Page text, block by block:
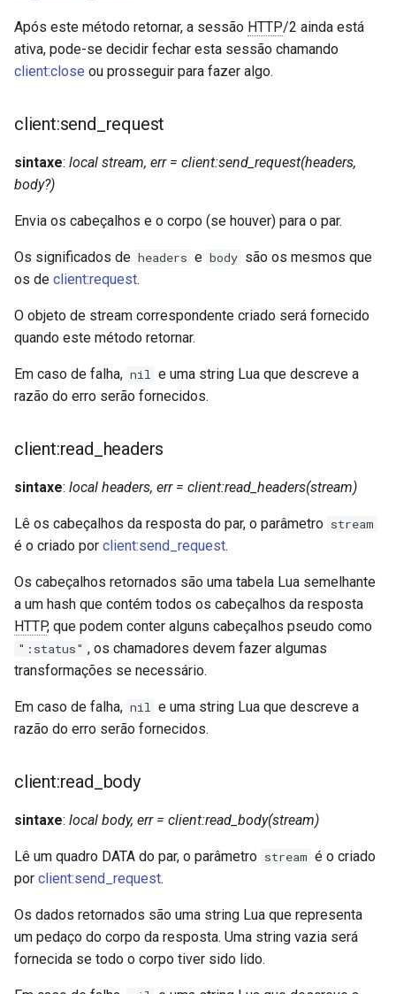
testcookie
traffic-accounting
tuning
untar
unzstd
upload-progress
upstream-dynamic
upstream-fair
upstream-jdomain
upsync
var
vod
vts
xslt
Após este método retornar, a sessão HTTP/2 ainda está
ativa, pode-se decidir fechar esta sessão chamando
client:close ou prosseguir para fazer algo.
client:send_request
sintaxe: local stream, err = client:send_request(headers,
body?)
Envia os cabeçalhos e o corpo (se houver) para o par.
Os significados de headers e body são os mesmos que
os de client:request.
O objeto de stream correspondente criado será fornecido
quando este método retornar.
Em caso de falha, nil e uma string Lua que descreve a
razão do erro serão fornecidos.
client:read_headers
sintaxe: local headers, err = client:read_headers(stream)
Lê os cabeçalhos da resposta do par, o parâmetro stream
é o criado por client:send_request.
Os cabeçalhos retornados são uma tabela Lua semelhante
a um hash que contém todos os cabeçalhos da resposta
HTTP, que podem conter alguns cabeçalhos pseudo como
":status" , os chamadores devem fazer algumas
transformações se necessário.
Em caso de falha, nil e uma string Lua que descreve a
razão do erro serão fornecidos.
client:read_body
sintaxe: local body, err = client:read_body(stream)
Lê um quadro DATA do par, o parâmetro stream é o criado
por client:send_request.
Os dados retornados são uma string Lua que representa
um pedaço do corpo da resposta. Uma string vazia será
fornecida se todo o corpo tiver sido lido.